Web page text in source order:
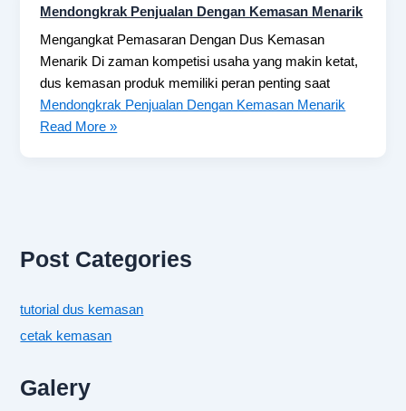
Mendongkrak Penjualan Dengan Kemasan Menarik
Mengangkat Pemasaran Dengan Dus Kemasan
Menarik Di zaman kompetisi usaha yang makin ketat,
dus kemasan produk memiliki peran penting saat
Mendongkrak Penjualan Dengan Kemasan Menarik
Read More »
Post Categories
tutorial dus kemasan
cetak kemasan
Galery